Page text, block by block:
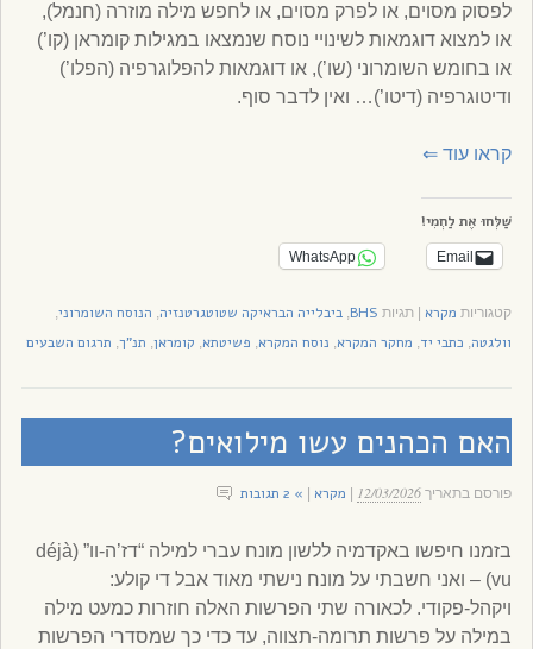
לפסוק מסוים, או לפרק מסוים, או לחפש מילה מוזרה (חנמל),
או למצוא דוגמאות לשינויי נוסח שנמצאו במגילות קומראן (קו’)
או בחומש השומרוני (שו’), או דוגמאות להפלוגרפיה (הפלו’)
ודיטוגרפיה (דיטו’)… ואין לדבר סוף.
קראו עוד⇐
שַׁלְּחוּ אֶת לַחְמִי!
Email
WhatsApp
קטגוריות מקרא |תגיות BHS
,ביבלייה הבראיקה שטוטגרטנזיה, הנוסח השומרוני,
וולגטה, כתבי יד, מחקר המקרא, נוסח המקרא, פשיטתא, קומראן, תנ"ך, תרגום השבעים
האם הכהנים עשו מילואים?
פורסם בתאריך12/03/2026 מקרא » 2 תגובות
בזמנו חיפשו באקדמיה ללשון מונח עברי למילה “דז’ה-וו” (déjà
vu) – ואני חשבתי על מונח נישתי מאוד אבל די קולע:
ויקהל-פקודי. לכאורה שתי הפרשות האלה חוזרות כמעט מילה
במילה על פרשות תרומה-תצווה, עד כדי כך שמסדרי הפרשות